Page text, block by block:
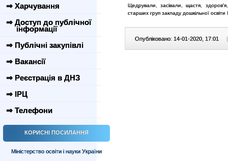
⇒ Харчування
⇒ Доступ до публічної
інформації
⇒ Публічні закупівлі
⇒ Вакансії
⇒ Реєстрація в ДНЗ
⇒ ІРЦ
⇒ Телефони
КОРИСНІ ПОСИЛАННЯ
Міністерство освіти і науки України
Щедрували, засівали, щастя,
старших груп закладу дошкільної
Опубліковано: 14-01-2020, 17:01 |